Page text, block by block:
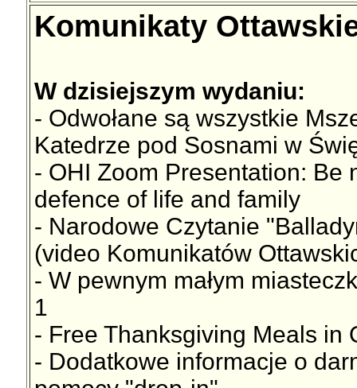
Komunikaty
W dzisiejszym wydaniu:
- Odwołane są wszystkie
Katedrze pod Sosnami w
- OHI Zoom Presentation: Be
defence of life and family
- Narodowe Czytanie
(video Komunikatów
- W pewnym małym
1
- Free Thanksgiving Meals in
- Dodatkowe informacje o